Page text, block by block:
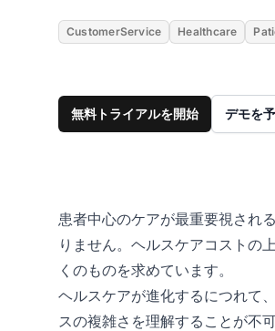
CustomerService Healthcare
無料トライアルを開始 デモを
患者中心のケアが最重要視され
りません。ヘルスケアコストの
くのものを求めています。
ヘルスケアが進化するにつれて
スの複雑さを理解することが不